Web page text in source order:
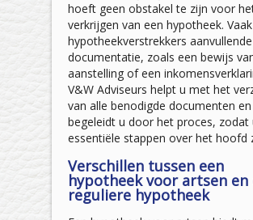
hoeft geen obstakel te zijn voor
verkrijgen van een hypotheek.
hypotheekverstrekkers aanvullende
documentatie, zoals een bewijs
aanstelling of een
V&W Adviseurs helpt u met het
van alle benodigde documenten en
begeleidt u door het proces, zodat
essentiële stappen over het hoofd
Verschillen tussen een
hypotheek voor artsen en
reguliere hypotheek